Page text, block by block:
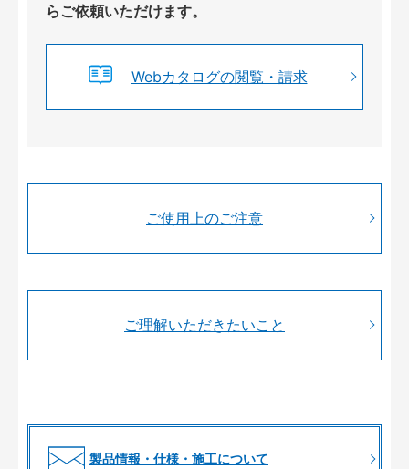
らご依頼いただけます。
Webカタログの閲覧・請求
ご使用上のご注意
ご理解いただきたいこと
製品情報・仕様・施工について